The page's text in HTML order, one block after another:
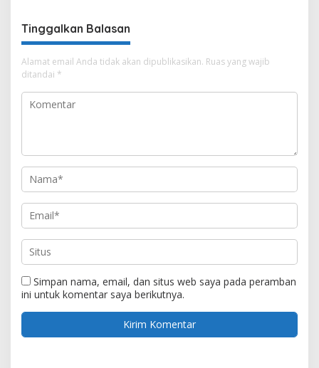
Tinggalkan Balasan
Alamat email Anda tidak akan dipublikasikan. Ruas yang wajib
ditandai *
Simpan nama, email, dan situs web saya pada peramban
ini untuk komentar saya berikutnya.